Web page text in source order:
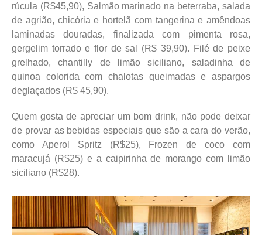
rúcula (R$45,90), Salmão marinado na beterraba, salada
de agrião, chicória e hortelã com tangerina e amêndoas
laminadas douradas, finalizada com pimenta rosa,
gergelim torrado e flor de sal (R$ 39,90). Filé de peixe
grelhado, chantilly de limão siciliano, saladinha de
quinoa colorida com chalotas queimadas e aspargos
deglaçados (R$ 45,90).
Quem gosta de apreciar um bom drink, não pode deixar
de provar as bebidas especiais que são a cara do verão,
como Aperol Spritz (R$25), Frozen de coco com
maracujá (R$25) e a caipirinha de morango com limão
siciliano (R$28).